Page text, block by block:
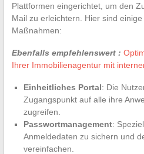
Plattformen eingerichtet, um den
Mail zu erleichtern. Hier sind
Maßnahmen:
Ebenfalls empfehlenswert :
Ihrer Immobilienagentur mit
Einheitliches Portal: Die
Zugangspunkt auf alle ihre
zugreifen.
Passwortmanagement:
Anmeldedaten zu sichern und
vereinfachen.